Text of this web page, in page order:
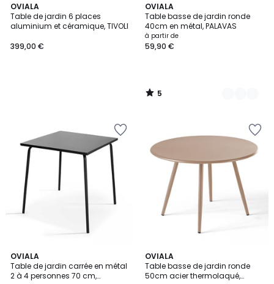
OVIALA
Table de jardin 6 places
aluminium et céramique, TIVOLI
399,00 €
OVIALA
Table basse de jardin ronde
40cm en métal, PALAVAS
à partir de
59,90 €
5
/
5
8
Couleurs
5
/
OVIALA
Table de jardin carrée en métal
2 à 4 personnes 70 cm,
4,5
/ 5
7
Couleurs
OVIALA
Table basse de jardin ronde
50cm acier thermolaqué,
3,4
/ 5
4
Couleurs